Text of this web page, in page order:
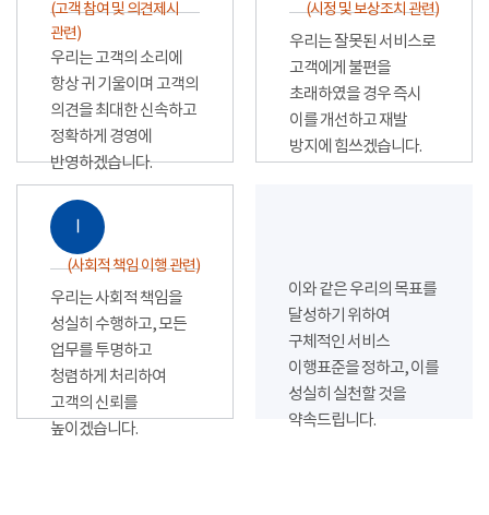
(고객 참여 및 의견제시
관련)
우리는 고객의 소리에
항상 귀 기울이며 고객의
의견을 최대한 신속하고
정확하게 경영에
반영하겠습니다.
(시정 및 보상조치 관련)
우리는 잘못된 서비스로
고객에게 불편을
초래하였을 경우 즉시
이를 개선하고 재발
방지에 힘쓰겠습니다.
Ⅰ
(사회적 책임 이행 관련)
우리는 사회적 책임을
성실히 수행하고, 모든
업무를 투명하고
청렴하게 처리하여
고객의 신뢰를
높이겠습니다.
이와 같은 우리의 목표를
달성하기 위하여
구체적인 서비스
이행표준을 정하고, 이를
성실히 실천할 것을
약속드립니다.